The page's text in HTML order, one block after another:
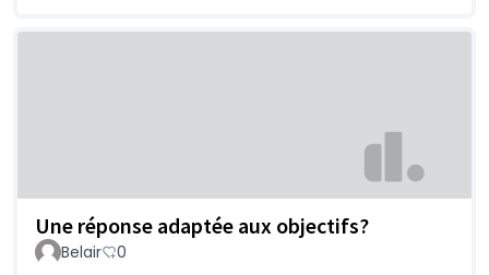
Une réponse adaptée aux objectifs?
Belair 0